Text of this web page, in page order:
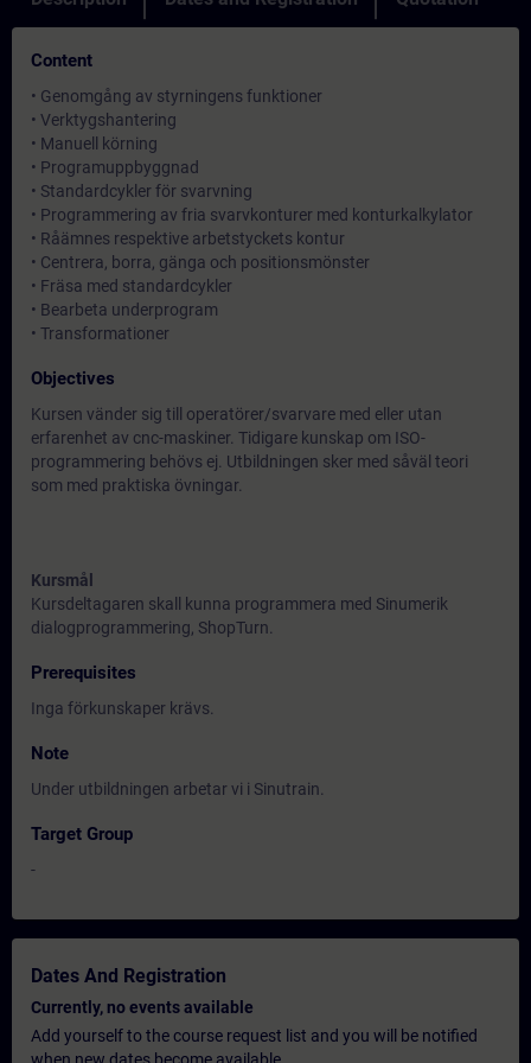
Content
• Genomgång av styrningens funktioner
• Verktygshantering
• Manuell körning
• Programuppbyggnad
• Standardcykler för svarvning
• Programmering av fria svarvkonturer med konturkalkylator
• Råämnes respektive arbetstyckets kontur
• Centrera, borra, gänga och positionsmönster
• Fräsa med standardcykler
• Bearbeta underprogram
• Transformationer
Objectives
Kursen vänder sig till operatörer/svarvare med eller utan
erfarenhet av cnc-maskiner. Tidigare kunskap om ISO-
programmering behövs ej. Utbildningen sker med såväl teori
som med praktiska övningar.
Kursmål
Kursdeltagaren skall kunna programmera med Sinumerik
dialogprogrammering, ShopTurn.
Prerequisites
Inga förkunskaper krävs.
Note
Under utbildningen arbetar vi i Sinutrain.
Target Group
-
Dates And Registration
Currently, no events available
Add yourself to the course request list and you will be notified